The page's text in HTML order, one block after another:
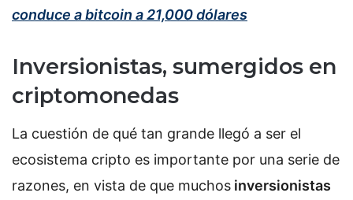
conduce a bitcoin a 21,000 dólares
Inversionistas, sumergidos en
criptomonedas
La cuestión de qué tan grande llegó a ser el
ecosistema cripto es importante por una serie de
razones, en vista de que muchos inversionistas